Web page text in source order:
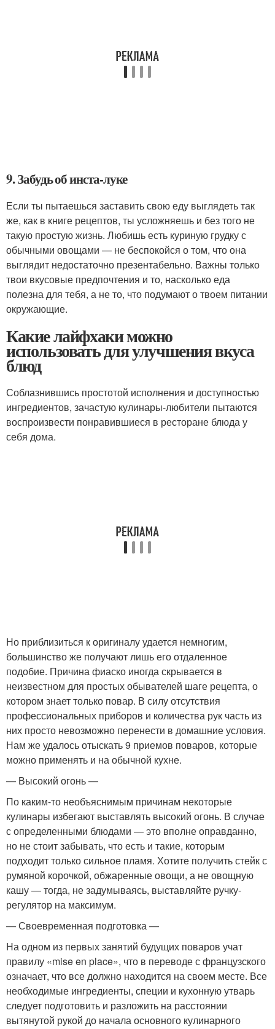
9. Забудь об инста-луке
Если ты пытаешься заставить свою еду выглядеть так
же, как в книге рецептов, ты усложняешь и без того не
такую простую жизнь. Любишь есть куриную грудку с
обычными овощами — не беспокойся о том, что она
выглядит недостаточно презентабельно. Важны только
твои вкусовые предпочтения и то, насколько еда
полезна для тебя, а не то, что подумают о твоем питании
окружающие.
Какие лайфхаки можно
использовать для улучшения вкуса
блюд
Соблазнившись простотой исполнения и доступностью
ингредиентов, зачастую кулинары-любители пытаются
воспроизвести понравившиеся в ресторане блюда у
себя дома.
Но приблизиться к оригиналу удается немногим,
большинство же получают лишь его отдаленное
подобие. Причина фиаско иногда скрывается в
неизвестном для простых обывателей шаге рецепта, о
котором знает только повар. В силу отсутствия
профессиональных приборов и количества рук часть из
них просто невозможно перенести в домашние условия.
Нам же удалось отыскать 9 приемов поваров, которые
можно применять и на обычной кухне.
— Высокий огонь —
По каким-то необъяснимым причинам некоторые
кулинары избегают выставлять высокий огонь. В случае
с определенными блюдами — это вполне оправданно,
но не стоит забывать, что есть и такие, которым
подходит только сильное пламя. Хотите получить стейк с
румяной корочкой, обжаренные овощи, а не овощную
кашу — тогда, не задумываясь, выставляйте ручку-
регулятор на максимум.
— Своевременная подготовка —
На одном из первых занятий будущих поваров учат
правилу «mise en place», что в переводе с французского
означает, что все должно находится на своем месте. Все
необходимые ингредиенты, специи и кухонную утварь
следует подготовить и разложить на расстоянии
вытянутой рукой до начала основного кулинарного